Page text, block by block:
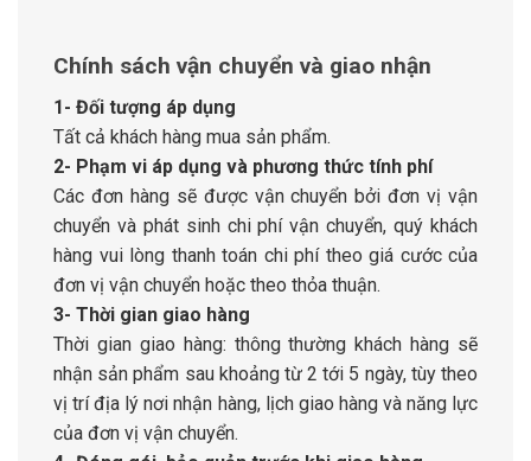
Chính sách vận chuyển và giao nhận
1- Đối tượng áp dụng
Tất cả khách hàng mua sản phẩm.
2- Phạm vi áp dụng và phương thức tính phí
Các đơn hàng sẽ được vận chuyển bởi đơn vị vận
chuyển và phát sinh chi phí vận chuyển, quý khách
hàng vui lòng thanh toán chi phí theo giá cước của
đơn vị vận chuyển hoặc theo thỏa thuận.
3- Thời gian giao hàng
Thời gian giao hàng: thông thường khách hàng sẽ
nhận sản phẩm sau khoảng từ 2 tới 5 ngày, tùy theo
vị trí địa lý nơi nhận hàng, lịch giao hàng và năng lực
của đơn vị vận chuyển.